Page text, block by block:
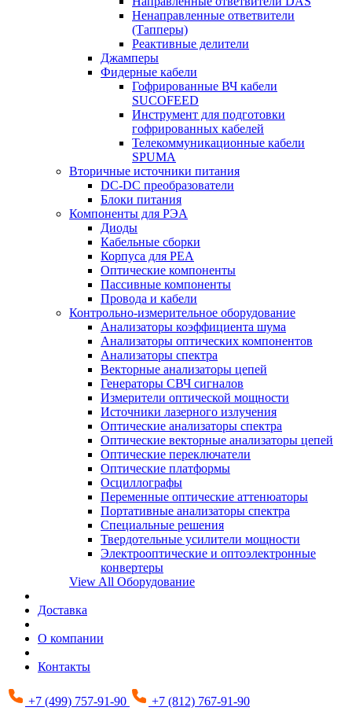
Ненаправленные ответвители
(Тапперы)
Реактивные делители
Джамперы
Фидерные кабели
Гофрированные ВЧ кабели
SUCOFEED
Инструмент для подготовки
гофрированных кабелей
Телекоммуникационные кабели
SPUMA
Вторичные источники питания
DC-DC преобразователи
Блоки питания
Компоненты для РЭА
Диоды
Кабельные сборки
Корпуса для РЕА
Оптические компоненты
Пассивные компоненты
Провода и кабели
Контрольно-измерительное оборудование
Анализаторы коэффициента шума
Анализаторы оптических компонентов
Анализаторы спектра
Векторные анализаторы цепей
Генераторы СВЧ сигналов
Измерители оптической мощности
Источники лазерного излучения
Оптические анализаторы спектра
Оптические векторные анализаторы цепей
Оптические переключатели
Оптические платформы
Осциллографы
Переменные оптические аттенюаторы
Портативные анализаторы спектра
Специальные решения
Твердотельные усилители мощности
Электрооптические и оптоэлектронные
конвертеры
View All Оборудование
Доставка
О компании
Контакты
+7 (499) 757-91-90 +7 (812) 767-91-90